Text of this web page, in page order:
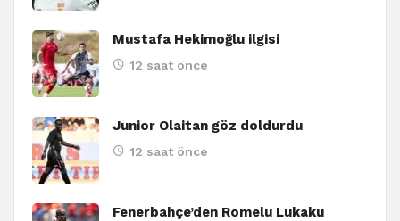
Mustafa Hekimoğlu ilgisi
12 saat önce
Junior Olaitan göz doldurdu
12 saat önce
Fenerbahçe’den Romelu Lukaku